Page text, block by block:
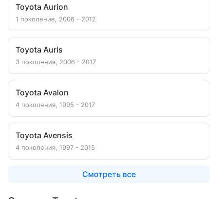
Toyota Aurion
1 поколение, 2006 - 2012
Toyota Auris
3 поколения, 2006 - 2017
Toyota Avalon
4 поколения, 1995 - 2017
Toyota Avensis
4 поколения, 1997 - 2015
Смотреть все